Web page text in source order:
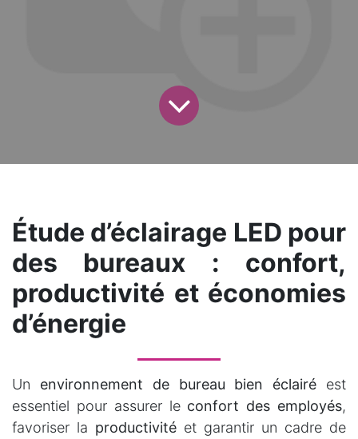
Étude d’éclairage LED pour
des bureaux : confort,
productivité et économies
d’énergie
Un environnement de bureau bien éclairé est
essentiel pour assurer le confort des employés,
favoriser la productivité et garantir un cadre de